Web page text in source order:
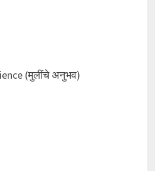
(मुलींचे अनुभव)